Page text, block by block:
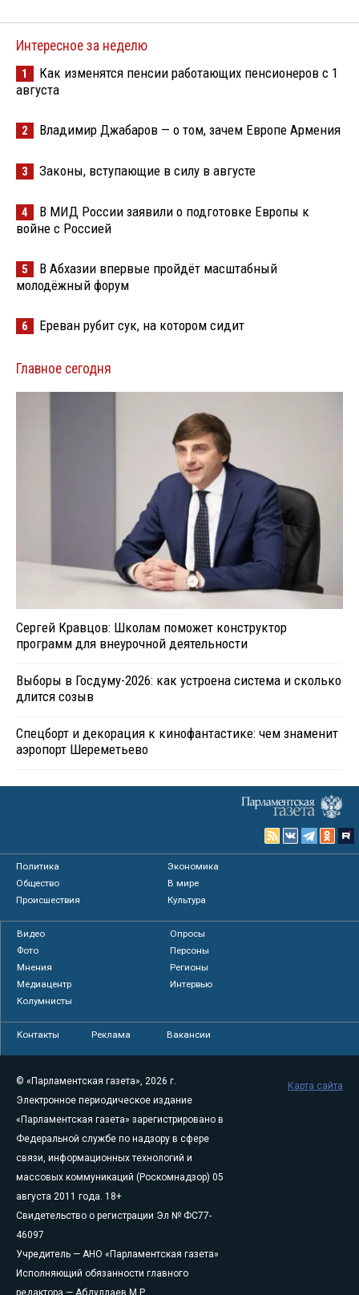
Интересное за неделю
1
Как изменятся пенсии работающих пенсионеров с 1
августа
2 Владимир Джабаров — о том, зачем Европе Армения
3 Законы, вступающие в силу в августе
4
В МИД России заявили о подготовке Европы к
войне с Россией
5
В Абхазии впервые пройдёт масштабный
молодёжный форум
6 Ереван рубит сук, на котором сидит
Главное сегодня
Сергей Кравцов: Школам поможет конструктор
программ для внеурочной деятельности
Выборы в Госдуму-2026: как устроена система и сколько
длится созыв
Спецборт и декорация к кинофантастике: чем знаменит
аэропорт Шереметьево
Политика
Экономика
Общество
В мире
Происшествия
Культура
Видео
Опросы
Фото
Персоны
Мнения
Регионы
Медиацентр
Интервью
Колумнисты
Контакты Реклама Вакансии
© «Парламентская газета», 2026 г.
Электронное периодическое издание
«Парламентская газета» зарегистрировано в
Федеральной службе по надзору в сфере
связи, информационных технологий и
массовых коммуникаций (Роскомнадзор) 05
августа 2011 года. 18+
Свидетельство о регистрации Эл № ФС77-
46097
Учредитель — АНО «Парламентская газета»
Исполняющий обязанности главного
редактора — Абдуллаев М.Р.
Карта сайта